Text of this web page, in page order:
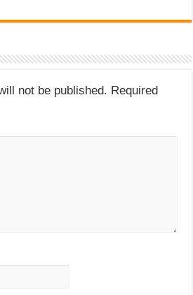
not be published. Required